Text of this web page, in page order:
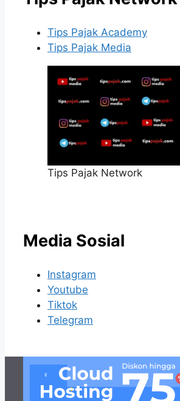
Tips Pajak Academy
Tips Pajak Media
Tips Pajak Network
Media Sosial
Instagram
Youtube
Tiktok
Telegram